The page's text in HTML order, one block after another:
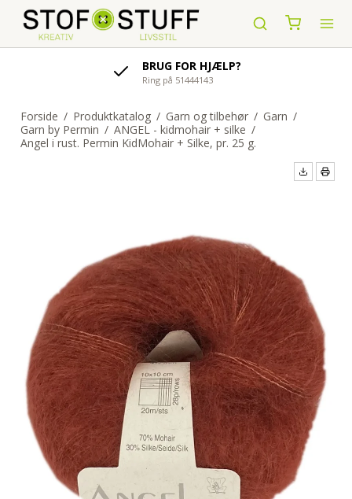
AFSENDELSE AF ORDRE
indenfor 1-4 hverdage
Forside / Produktkatalog / Garn og tilbehør / Garn /
Garn by Permin / ANGEL - kidmohair + silke /
Angel i rust. Permin KidMohair + Silke, pr. 25 g.